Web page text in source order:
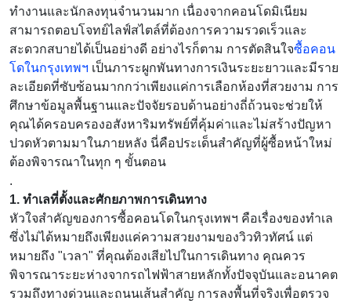
ทำงานและนักลงทุนจำนวนมาก เนื่องจากคอนโดมิเนียม
สามารถตอบโจทย์ไลฟ์สไตล์ที่ต้องการความรวดเร็วและ
สะดวกสบายได้เป็นอย่างดี อย่างไรก็ตาม การตัดสินใจซื้อคอน
โดในกรุงเทพฯ เป็นภาระผูกพันทางการเงินระยะยาวและมีราย
ละเอียดที่ซับซ้อนมากกว่าเพียงแค่การเลือกห้องที่สวยงาม การ
ศึกษาข้อมูลพื้นฐานและปัจจัยรอบด้านอย่างถี่ถ้วนจะช่วยให้
คุณได้ครอบครองอสังหาริมทรัพย์ที่คุ้มค่าและไม่สร้างปัญหา
ปวดหัวตามมาในภายหลัง นี่คือประเด็นสำคัญที่ผู้ซื้อหน้าใหม่
ต้องพิจารณาในทุก ๆ ขั้นตอน
.
1. ทำเลที่ตั้งและศักยภาพการเดินทาง
หัวใจสำคัญของการซื้อคอนโดในกรุงเทพฯ คือเรื่องของทำเล
ซึ่งไม่ได้หมายถึงเพียงแค่ความสวยงามของวิวทิวทัศน์ แต่
หมายถึง "เวลา" ที่คุณต้องเสียไปในการเดินทาง คุณควร
พิจารณาระยะห่างจากรถไฟฟ้าสายหลักทั้งปัจจุบันและอนาคต
รวมถึงทางด่วนและถนนเส้นสำคัญ การลงพื้นที่จริงเพื่อตรวจ